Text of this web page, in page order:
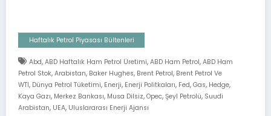
Haftalık Petrol Piyasası Bültenleri
Abd, ABD Haftalık Ham Petrol Üretimi, ABD Ham Petrol, ABD Ham
Petrol Stok, Arabistan, Baker Hughes, Brent Petrol, Brent Petrol Ve
WTI, Dünya Petrol Tüketimi, Enerji, Enerji Politkaları, Fed, Gas, Hedge,
Kaya Gazı, Merkez Bankası, Musa Dilsiz, Opec, Şeyl Petrolü, Suudi
Arabistan, UEA, Uluslararası Enerji Ajansı